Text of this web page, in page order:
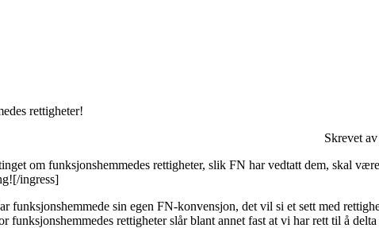
Bli assistent
Skansgård-forelesningen
Medlemsrådet
Selvsagt
Bente Skansgårds Independent Living-fond
rettigheter!
Skrevet av
om funksjonshemmedes rettigheter, slik FN har vedtatt dem, skal
ingress]
funksjonshemmede sin egen FN-konvensjon, det vil si et sett med
funksjonshemmedes rettigheter slår blant annet fast at vi har rett til å